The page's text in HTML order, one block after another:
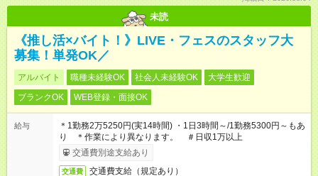
未読
《推し活×バイト！》LIVE・フェスのスタッフ大
募集！単発OK／
アルバイト 職種未経験OK 社会人未経験OK
大学生歓迎
ブランクOK
WEB登録・面接OK
給与
＊1勤務2万5250円(実14時間) ・1日3時間～/1勤務5300円～もあ
り ＊作業により異なります。 ＃日収1万以上
交通費別途支給あり
交通費 交通費支給（規定あり）